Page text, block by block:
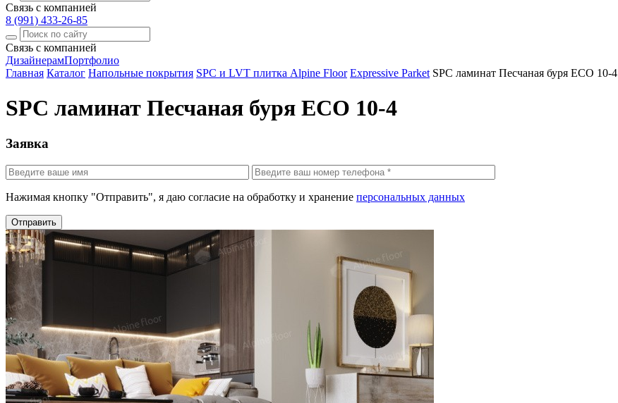
Связь с компанией
8 (991) 433-26-85
Связь с компанией
ДизайнерамПортфолио
Главная Каталог Напольные покрытия SPC и LVT плитка Alpine Floor Expressive Parket SPC ламинат Песчаная буря ECO 10-4
SPC ламинат Песчаная буря ECO 10-4
Заявка
Нажимая кнопку "Отправить", я даю согласие на обработку и хранение персональных данных
Отправить